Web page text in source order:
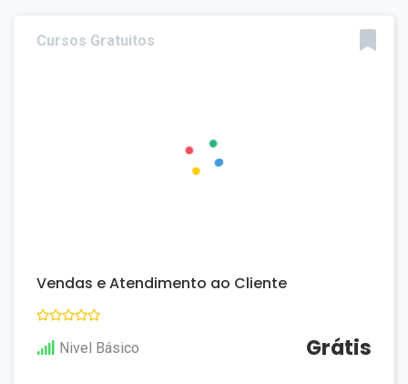
Cursos Gratuitos
Vendas e Atendimento ao Cliente
Nivel Básico Grátis